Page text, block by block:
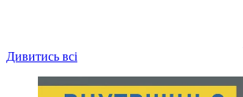
Дивитись всі